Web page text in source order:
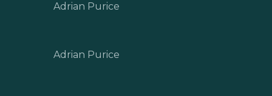
Adrian Purice
Adrian Purice